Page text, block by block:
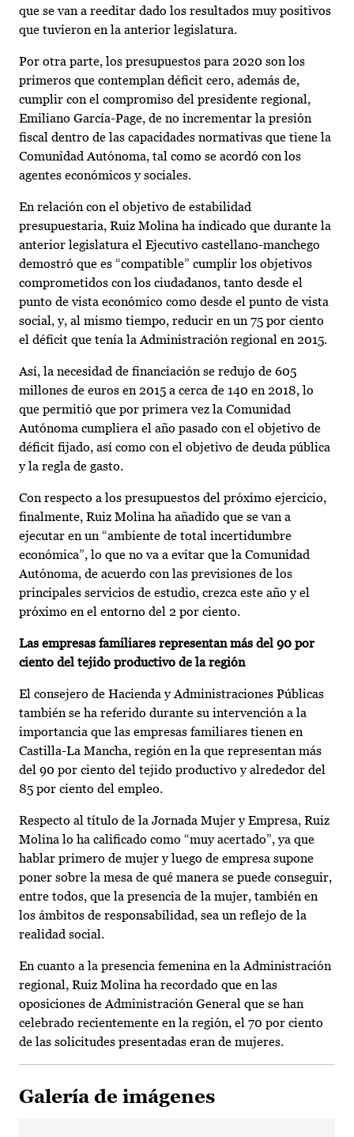
que se van a reeditar dado los resultados muy positivos
que tuvieron en la anterior legislatura.
Por otra parte, los presupuestos para 2020 son los
primeros que contemplan déficit cero, además de,
cumplir con el compromiso del presidente regional,
Emiliano García-Page, de no incrementar la presión
fiscal dentro de las capacidades normativas que tiene la
Comunidad Autónoma, tal como se acordó con los
agentes económicos y sociales.
En relación con el objetivo de estabilidad
presupuestaria, Ruiz Molina ha indicado que durante la
anterior legislatura el Ejecutivo castellano-manchego
demostró que es “compatible” cumplir los objetivos
comprometidos con los ciudadanos, tanto desde el
punto de vista económico como desde el punto de vista
social, y, al mismo tiempo, reducir en un 75 por ciento
el déficit que tenía la Administración regional en 2015.
Así, la necesidad de financiación se redujo de 605
millones de euros en 2015 a cerca de 140 en 2018, lo
que permitió que por primera vez la Comunidad
Autónoma cumpliera el año pasado con el objetivo de
déficit fijado, así como con el objetivo de deuda pública
y la regla de gasto.
Con respecto a los presupuestos del próximo ejercicio,
finalmente, Ruiz Molina ha añadido que se van a
ejecutar en un “ambiente de total incertidumbre
económica”, lo que no va a evitar que la Comunidad
Autónoma, de acuerdo con las previsiones de los
principales servicios de estudio, crezca este año y el
próximo en el entorno del 2 por ciento.
Las empresas familiares representan más del 90 por
ciento del tejido productivo de la región
El consejero de Hacienda y Administraciones Públicas
también se ha referido durante su intervención a la
importancia que las empresas familiares tienen en
Castilla-La Mancha, región en la que representan más
del 90 por ciento del tejido productivo y alrededor del
85 por ciento del empleo.
Respecto al título de la Jornada Mujer y Empresa, Ruiz
Molina lo ha calificado como “muy acertado”, ya que
hablar primero de mujer y luego de empresa supone
poner sobre la mesa de qué manera se puede conseguir,
entre todos, que la presencia de la mujer, también en
los ámbitos de responsabilidad, sea un reflejo de la
realidad social.
En cuanto a la presencia femenina en la Administración
regional, Ruiz Molina ha recordado que en las
oposiciones de Administración General que se han
celebrado recientemente en la región, el 70 por ciento
de las solicitudes presentadas eran de mujeres.
Galería de imágenes